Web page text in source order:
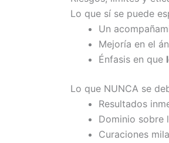
Lo que sí se puede
Un
Mejoría en el
Énfasis en que
Lo que NUNCA se
Resultados
Dominio sobre
Curaciones